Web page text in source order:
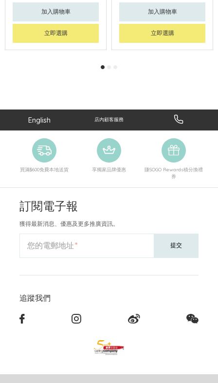
加入購物車
立即選購
加入購物車
立即選購
English 店內顧客服務
買滿$600免費本地送貨 享獨家品牌優惠
賺SOGO Rewards積分換禮
券
訂閱電子報
獲得最新消息、優惠及更多推廣資訊。
您的電郵地址 提交
追蹤我們